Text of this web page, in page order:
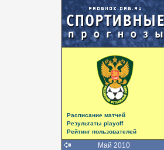
Расписание матчей
Результаты playoff
Рейтинг пользователей
Май 2010